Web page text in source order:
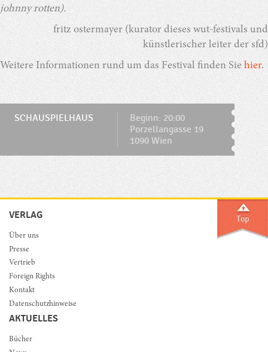
johnny rotten).
fritz ostermayer (kurator dieses wut-festivals und
künstlerischer leiter der sfd)
Weitere Informationen rund um das Festival finden Siehier.
SCHAUSPIELHAUS
Beginn: 20:00
Porzellangasse 19
1090 Wien
VERLAG
Über uns
Presse
Vertrieb
Foreign Rights
Kontakt
Datenschutzhinweise
AKTUELLES
Bücher